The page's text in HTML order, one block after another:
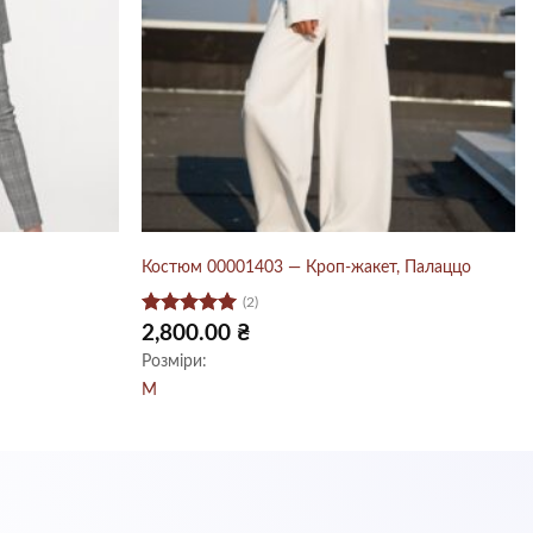
Костюм 00001403 — Кроп-жакет, Палаццо
Оцінено в
з 5
(2)
2,800.00 ₴
Розміри:
M